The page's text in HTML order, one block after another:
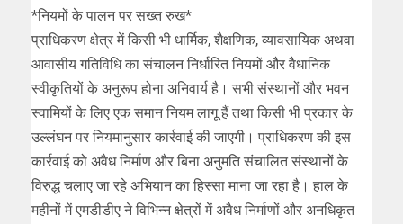
*नियमों के पालन पर सख्त रुख*
प्राधिकरण क्षेत्र में किसी भी धार्मिक, शैक्षणिक, व्यावसायिक अथवा
आवासीय गतिविधि का संचालन निर्धारित नियमों और वैधानिक
स्वीकृतियों के अनुरूप होना अनिवार्य है। सभी संस्थानों और भवन
स्वामियों के लिए एक समान नियम लागू हैं तथा किसी भी प्रकार के
उल्लंघन पर नियमानुसार कार्रवाई की जाएगी। प्राधिकरण की इस
कार्रवाई को अवैध निर्माण और बिना अनुमति संचालित संस्थानों के
विरुद्ध चलाए जा रहे अभियान का हिस्सा माना जा रहा है। हाल के
महीनों में एमडीडीए ने विभिन्न क्षेत्रों में अवैध निर्माणों और अनधिकृत